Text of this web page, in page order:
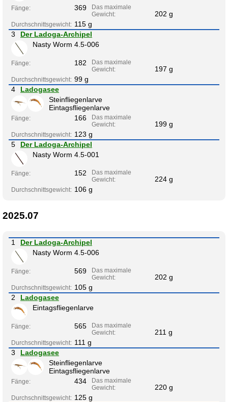
Fänge: 369
Das maximale
Gewicht:
202 g
Durchschnittsgewicht: 115 g
3
Der Ladoga-Archipel
Nasty Worm 4.5-006
Fänge: 182
Das maximale
Gewicht:
197 g
Durchschnittsgewicht: 99 g
4
Ladogasee
Steinfliegenlarve
Eintagsfliegenlarve
Fänge: 166
Das maximale
Gewicht:
199 g
Durchschnittsgewicht: 123 g
5
Der Ladoga-Archipel
Nasty Worm 4.5-001
Fänge: 152
Das maximale
Gewicht:
224 g
Durchschnittsgewicht: 106 g
2025.07
1
Der Ladoga-Archipel
Nasty Worm 4.5-006
Fänge: 569
Das maximale
Gewicht:
202 g
Durchschnittsgewicht: 105 g
2
Ladogasee
Eintagsfliegenlarve
Fänge: 565
Das maximale
Gewicht:
211 g
Durchschnittsgewicht: 111 g
3
Ladogasee
Steinfliegenlarve
Eintagsfliegenlarve
Fänge: 434
Das maximale
Gewicht:
220 g
Durchschnittsgewicht: 125 g